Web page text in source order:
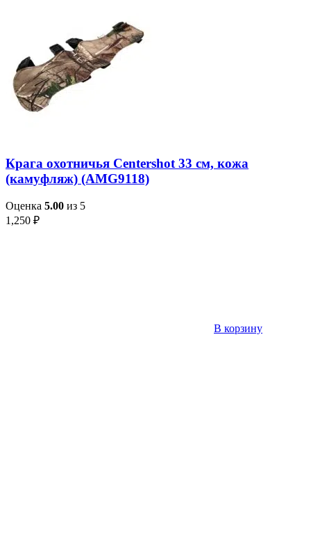
Крага охотничья Centershot 33 см, кожа
(камуфляж) (AMG9118)
Оценка 5.00 из 5
1,250 ₽
В корзину